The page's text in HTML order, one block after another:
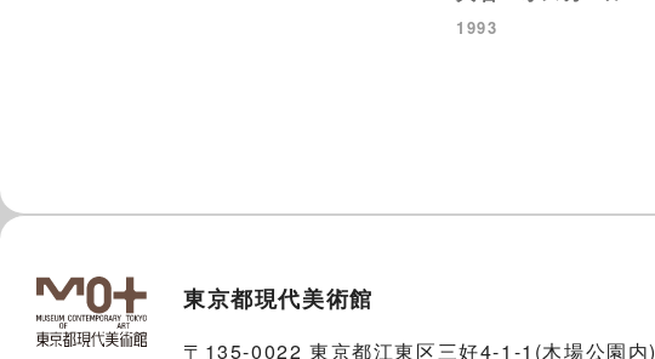
1993
東京都現代美術館
〒135-0022 東京都江東区三好4-1-1(木場公園内)